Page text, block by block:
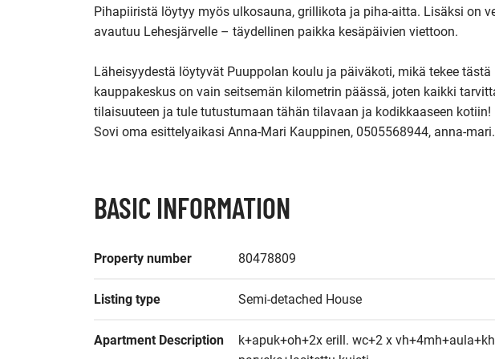
Pihapiiristä löytyy myös ulkosauna, grillikota ja piha-aitta. Lisäksi on
avautuu Lehesjärvelle – täydellinen paikka kesäpäivien viettoon.
Läheisyydestä löytyvät Puuppolan koulu ja päiväkoti, mikä tekee
kauppakeskus on vain seitsemän kilometrin päässä, joten kaikki
tilaisuuteen ja tule tutustumaan tähän tilavaan ja kodikkaaseen kotiin!
Sovi oma esittelyaikasi Anna-Mari Kauppinen, 0505568944, anna-
BASIC INFORMATION
Property number 80478809
Listing type Semi-detached House
Apartment Description
k+apuk+oh+2x erill. wc+2 x